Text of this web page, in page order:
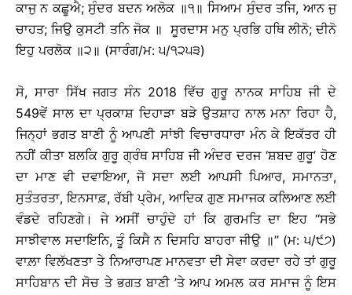
ਕਾਜੁ ਨ ਕਛੂਐ; ਸੁੰਦਰ ਬਦਨ ਅਲੋਕ ॥੧॥ ਸਿਆਮ ਸੁੰਦਰ ਤਜਿ, ਆਨ ਜੁ
ਚਾਹਤ; ਜਿਉ ਕੁਸਟੀ ਤਨਿ ਜੋਕ ॥ ਸੂਰਦਾਸ ਮਨੁ ਪ੍ਰਭਿ ਹਥਿ ਲੀਨੋ; ਦੀਨੋ
ਇਹੁ ਪਰਲੋਕ ॥੨॥ (ਸਾਰੰਗ/ਮ: ੫/੧੨੫੩)
ਸੋ, ਸਾਰਾ ਸਿੱਖ ਜਗਤ ਸੰਨ 2018 ਵਿੱਚ ਗੁਰੂ ਨਾਨਕ ਸਾਹਿਬ ਜੀ ਦੇ
549ਵੇਂ ਸਾਲ ਦਾ ਪ੍ਰਕਾਸ਼ ਦਿਹਾੜਾ ਬੜੇ ਉਤਸ਼ਾਹ ਨਾਲ ਮਨਾ ਰਿਹਾ ਹੈ,
ਜਿਨ੍ਹਾਂ ਭਗਤ ਬਾਣੀ ਨੂੰ ਆਪਣੀ ਸਾਂਝੀ ਵਿਚਾਰਧਾਰਾ ਮੰਨ ਕੇ ਇਕੱਤਰ ਹੀ
ਨਹੀਂ ਕੀਤਾ ਬਲਕਿ ਗੁਰੂ ਗ੍ਰੰਥ ਸਾਹਿਬ ਜੀ ਅੰਦਰ ਦਰਜ ‘ਸ਼ਬਦ ਗੁਰੂ’ ਹੋਣ
ਦਾ ਮਾਣ ਵੀ ਦਵਾਇਆ, ਜੋ ਸਦਾ ਲਈ ਆਪਸੀ ਪਿਆਰ, ਸਮਾਨਤਾ,
ਸੁਤੰਤਰਤਾ, ਇਨਸਾਫ਼, ਰੱਬੀ ਪ੍ਰੇਮ, ਆਦਿਕ ਗੁਣ ਸਮਾਜਕ ਕਲਿਆਣ ਲਈ
ਵੰਡਦੇ ਰਹਿਣਗੇ। ਜੇ ਅਸੀਂ ਚਾਹੁੰਦੇ ਹਾਂ ਕਿ ਗੁਰਮਤਿ ਦਾ ਇਹ ‘‘ਸਭੇ
ਸਾਝੀਵਾਲ ਸਦਾਇਨਿ, ਤੂੰ ਕਿਸੈ ਨ ਦਿਸਹਿ ਬਾਹਰਾ ਜੀਉ ॥’’ (ਮ: ੫/੯੭)
ਵਾਲ਼ਾ ਵਿਲੱਖਣਤਾ ਤੇ ਨਿਆਰਾਪਣ ਮਾਨਵਤਾ ਦੀ ਸੇਵਾ ਕਰਦਾ ਰਹੇ ਤਾਂ ਗੁਰੂ
ਸਾਹਿਬਾਨ ਦੀ ਸੋਚ ਤੇ ਭਗਤ ਬਾਣੀ ’ਤੇ ਆਪ ਅਮਲ ਕਰ ਸਮਾਜ ਨੂੰ ਇਸ